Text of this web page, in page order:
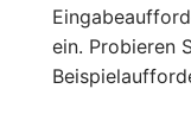
ein. Probieren